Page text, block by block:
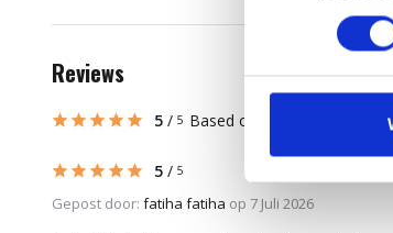
Reviews
5 / 5 Based on 17 reviews
5 / 5
Gepost door: fatiha fatiha op 7 Juli 2026